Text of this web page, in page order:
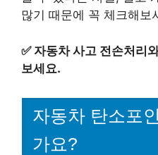
많기 때문에 꼭 체크해보
✅ 자동차 사고 전손처리
보세요.
자동차 탄소포
가요?